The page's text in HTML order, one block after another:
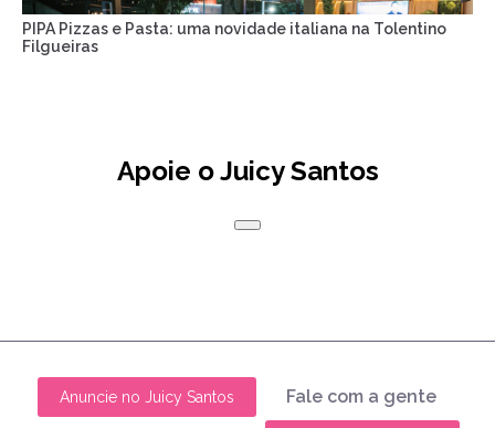
PIPA Pizzas e Pasta: uma novidade italiana na Tolentino
Filgueiras
Apoie o Juicy Santos
Anuncie no Juicy Santos Fale com a gente